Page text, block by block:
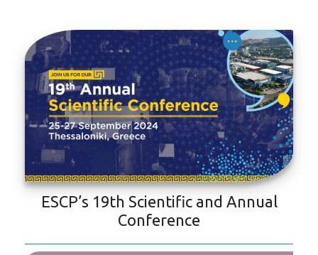
ESCP’s 19th Scientific and Annual
Conference